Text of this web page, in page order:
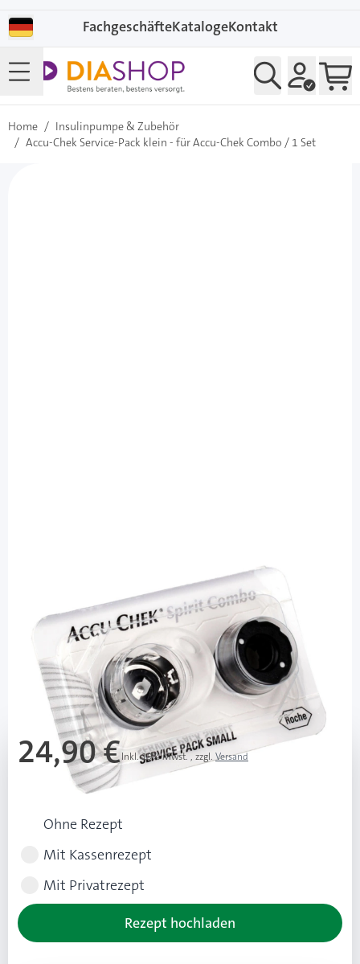
FachgeschäfteKatalogeKontakt
Home / Insulinpumpe & Zubehör
/ Accu-Chek Service-Pack klein - für Accu-Chek Combo / 1 Set
Chek Combo / 1 Set
PZN: 07108870 / Diashop.de Kat.-Nr.110283
sofort verfügbar
Lieferzeit 1-3 Werktage
Mehr über das Produkt
24,90 €Inkl. 19% Mwst., zzgl. Versand
Rezeptart wählen
Ohne Rezept
Mit Kassenrezept
Mit Privatrezept
Rezept hochladen